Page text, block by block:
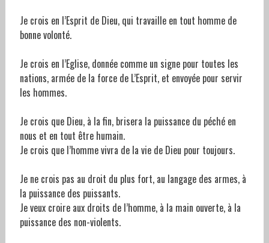
Je crois en l’Esprit de Dieu, qui travaille en tout homme de
bonne volonté.
Je crois en l’Eglise, donnée comme un signe pour toutes les
nations, armée de la force de L’Esprit, et envoyée pour servir
les hommes.
Je crois que Dieu, à la fin, brisera la puissance du péché en
nous et en tout être humain.
Je crois que l’homme vivra de la vie de Dieu pour toujours.
Je ne crois pas au droit du plus fort, au langage des armes, à
la puissance des puissants.
Je veux croire aux droits de l’homme, à la main ouverte, à la
puissance des non-violents.